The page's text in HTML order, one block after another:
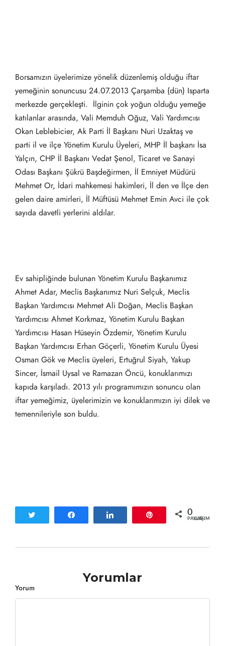
Borsamızın üyelerimize yönelik düzenlemiş olduğu iftar
yemeğinin sonuncusu 24.07.2013 Çarşamba (dün) Isparta
merkezde gerçekleşti. İlginin çok yoğun olduğu yemeğe
katılanlar arasında, Vali Memduh Oğuz, Vali Yardımcısı
Okan Leblebicier, Ak Parti İl Başkanı Nuri Uzaktaş ve
parti il ve ilçe Yönetim Kurulu Üyeleri, MHP İl başkanı İsa
Yalçın, CHP İl Başkanı Vedat Şenol, Ticaret ve Sanayi
Odası Başkanı Şükrü Başdeğirmen, İl Emniyet Müdürü
Mehmet Or, İdari mahkemesi hakimleri, İl den ve İlçe den
gelen daire amirleri, İl Müftüsü Mehmet Emin Avci ile çok
sayıda davetli yerlerini aldılar.
Ev sahipliğinde bulunan Yönetim Kurulu Başkanımız
Ahmet Adar, Meclis Başkanımız Nuri Selçuk, Meclis
Başkan Yardımcısı Mehmet Ali Doğan, Meclis Başkan
Yardımcısı Ahmet Korkmaz, Yönetim Kurulu Başkan
Yardımcısı Hasan Hüseyin Özdemir, Yönetim Kurulu
Başkan Yardımcısı Erhan Göçerli, Yönetim Kurulu Üyesi
Osman Gök ve Meclis üyeleri, Ertuğrul Siyah, Yakup
Sincer, İsmail Uysal ve Ramazan Öncü, konuklarımızı
kapıda karşıladı. 2013 yılı programımızın sonuncu olan
iftar yemeğimiz, üyelerimizin ve konuklarımızın iyi dilek ve
temennileriyle son buldu.
0
PAYLAŞIMLAR
Yorumlar
Yorum